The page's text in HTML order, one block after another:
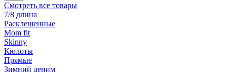
Смотреть все товары
7/8 длина
Расклешенные
Mom fit
Skinny
Кюлоты
Прямые
Зимний деним